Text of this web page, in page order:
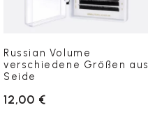
Russian Volume
verschiedene Größen aus
Seide
12,00 €